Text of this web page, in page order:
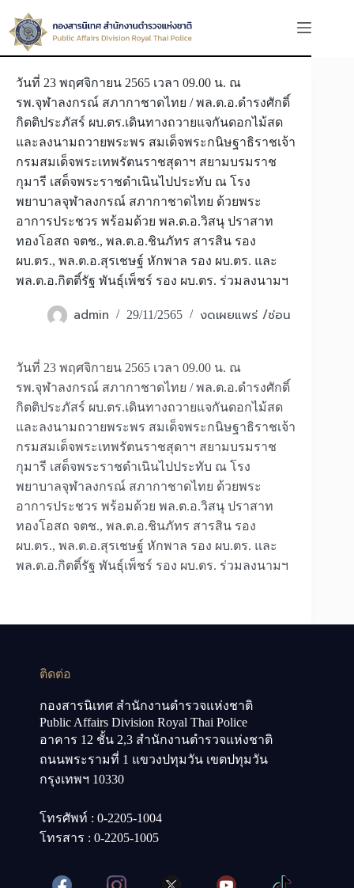
to
content
วันที่ 23 พฤศจิกายน 2565 เวลา 09.00 น. ณ
รพ.จุฬาลงกรณ์ สภากาชาดไทย / พล.ต.อ.ดำรงศักดิ์
กิตติประภัสร์ ผบ.ตร.เดินทางถวายแจกันดอกไม้สด
และลงนามถวายพระพร สมเด็จพระกนิษฐาธิราชเจ้า
กรมสมเด็จพระเทพรัตนราชสุดาฯ สยามบรมราช
กุมารี เสด็จพระราชดำเนินไปประทับ ณ โรง
พยาบาลจุฬาลงกรณ์ สภากาชาดไทย ด้วยพระ
อาการประชวร พร้อมด้วย พล.ต.อ.วิสนุ ปราสาท
ทองโอสถ จตช., พล.ต.อ.ชินภัทร สารสิน รอง
ผบ.ตร., พล.ต.อ.สุรเชษฐ์ หักพาล รอง ผบ.ตร. และ
พล.ต.อ.กิตติ์รัฐ พันธุ์เพ็ชร์ รอง ผบ.ตร. ร่วมลงนามฯ
admin 29/11/2565 งดเผยแพร่ /ซ่อน
วันที่ 23 พฤศจิกายน 2565 เวลา 09.00 น. ณ
รพ.จุฬาลงกรณ์ สภากาชาดไทย / พล.ต.อ.ดำรงศักดิ์
กิตติประภัสร์ ผบ.ตร.เดินทางถวายแจกันดอกไม้สด
และลงนามถวายพระพร สมเด็จพระกนิษฐาธิราชเจ้า
กรมสมเด็จพระเทพรัตนราชสุดาฯ สยามบรมราช
กุมารี เสด็จพระราชดำเนินไปประทับ ณ โรง
พยาบาลจุฬาลงกรณ์ สภากาชาดไทย ด้วยพระ
อาการประชวร พร้อมด้วย พล.ต.อ.วิสนุ ปราสาท
ทองโอสถ จตช., พล.ต.อ.ชินภัทร สารสิน รอง
ผบ.ตร., พล.ต.อ.สุรเชษฐ์ หักพาล รอง ผบ.ตร. และ
พล.ต.อ.กิตติ์รัฐ พันธุ์เพ็ชร์ รอง ผบ.ตร. ร่วมลงนามฯ
ติดต่อ
กองสารนิเทศ สำนักงานตำรวจแห่งชาติ
Public Affairs Division Royal Thai Police
อาคาร 12 ชั้น 2,3 สำนักงานตำรวจแห่งชาติ
ถนนพระรามที่ 1 แขวงปทุมวัน เขตปทุมวัน
กรุงเทพฯ 10330
โทรศัพท์ : 0-2205-1004
โทรสาร : 0-2205-1005